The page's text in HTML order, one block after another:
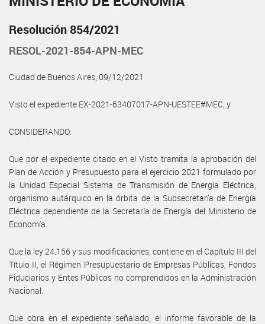
Resolución 854/2021
RESOL-2021-854-APN-MEC
Ciudad de Buenos Aires, 09/12/2021
Visto el expediente EX-2021-63407017-APN-UESTEE#MEC, y
CONSIDERANDO:
Que por el expediente citado en el Visto tramita la aprobación del
Plan de Acción y Presupuesto para el ejercicio 2021 formulado por
la Unidad Especial Sistema de Transmisión de Energía Eléctrica,
organismo autárquico en la órbita de la Subsecretaría de Energía
Eléctrica dependiente de la Secretaría de Energía del Ministerio de
Economía.
Que la ley 24.156 y sus modificaciones, contiene en el Capítulo III del
Título II, el Régimen Presupuestario de Empresas Públicas, Fondos
Fiduciarios y Entes Públicos no comprendidos en la Administración
Nacional.
Que obra en el expediente señalado, el informe favorable de la